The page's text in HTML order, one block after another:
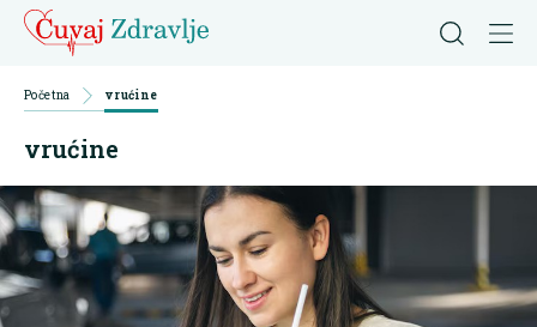
Početna vrućine
vrućine